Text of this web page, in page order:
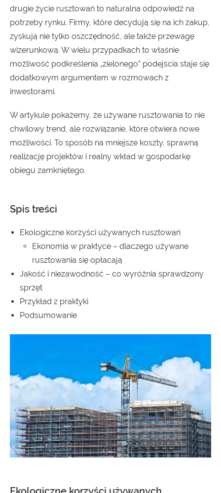
drugie życie rusztowań to naturalna odpowiedź na
potrzeby rynku. Firmy, które decydują się na ich zakup,
zyskują nie tylko oszczędność, ale także przewagę
wizerunkową. W wielu przypadkach to właśnie
możliwość podkreślenia „zielonego” podejścia staje się
dodatkowym argumentem w rozmowach z
inwestorami.
W artykule pokażemy, że używane rusztowania to nie
chwilowy trend, ale rozwiązanie, które otwiera nowe
możliwości. To sposób na mniejsze koszty, sprawną
realizację projektów i realny wkład w gospodarkę
obiegu zamkniętego.
Spis treści
Ekologiczne korzyści używanych rusztowań
Ekonomia w praktyce – dlaczego używane
rusztowania się opłacają
Jakość i niezawodność – co wyróżnia sprawdzony
sprzęt
Przykład z praktyki
Podsumowanie